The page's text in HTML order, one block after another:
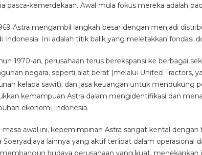
pasca-kemerdekaan. Awal mula fokus mereka adalah
Astra mengambil langkah besar dengan menjadi
Indonesia. Ini adalah titik balik yang meletakkan fondasi
1970-an, perusahaan terus berekspansi ke berbagai
negara, seperti alat berat (melalui United Tractors,
kelapa sawit), dan jasa keuangan untuk mendukung
kemampuan Astra dalam mengidentifikasi dan
ekonomi Indonesia.
masa awal ini, kepemimpinan Astra sangat kental
Soeryadjaya lainnya yang aktif terlibat dalam operasional
budaya perusahaan yang kuat, menekankan